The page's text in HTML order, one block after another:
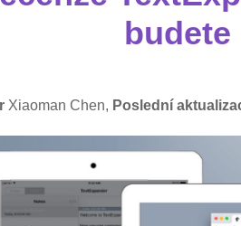
budete
Xiaoman Chen, Poslední